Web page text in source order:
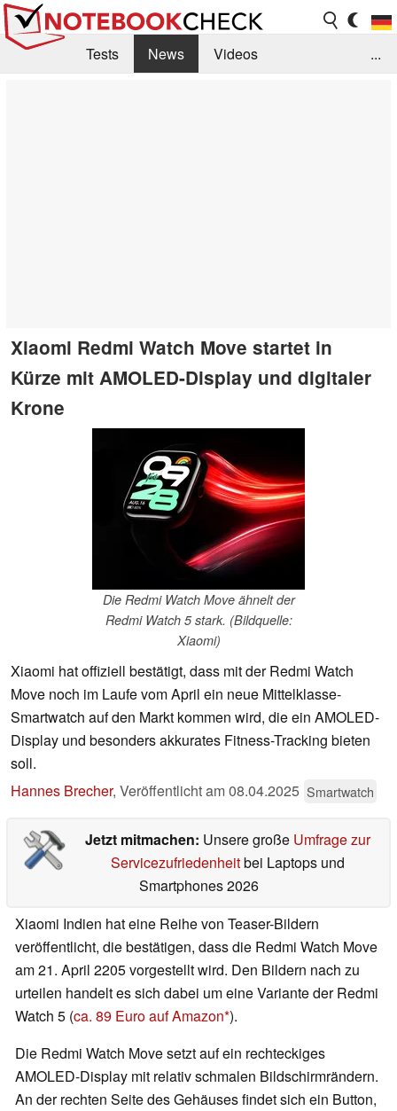
Tests News
Videos
...
Xiaomi Redmi Watch Move startet in
Kürze mit AMOLED-Display und digitaler
Krone
Die Redmi Watch Move ähnelt der
Redmi Watch 5 stark. (Bildquelle:
Xiaomi)
Xiaomi hat offiziell bestätigt, dass mit der Redmi Watch
Move noch im Laufe vom April ein neue Mittelklasse-
Smartwatch auf den Markt kommen wird, die ein AMOLED-
Display und besonders akkurates Fitness-Tracking bieten
soll.
Hannes Brecher, Veröffentlicht am08.04.2025 Smartwatch
Jetzt mitmachen: Unsere große Umfrage zur
Servicezufriedenheitbei Laptops und
Smartphones 2026
Xiaomi Indien hat eine Reihe von Teaser-Bildern
veröffentlicht, die bestätigen, dass die Redmi Watch Move
am 21. April 2205 vorgestellt wird. Den Bildern nach zu
urteilen handelt es sich dabei um eine Variante der Redmi
Watch 5 (ca. 89 Euro auf Amazon ).
Die Redmi Watch Move setzt auf ein rechteckiges
AMOLED-Display mit relativ schmalen Bildschirmrändern.
An der rechten Seite des Gehäuses findet sich ein Button,